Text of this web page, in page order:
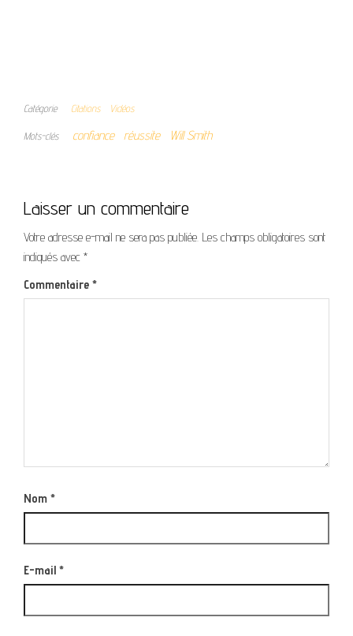
Catégorie Citations Vidéos
Mots-clés confiance réussite Will Smith
Laisser un commentaire
Votre adresse e-mail ne sera pas publiée. Les champs obligatoires sont
indiqués avec *
Commentaire *
Nom *
E-mail *